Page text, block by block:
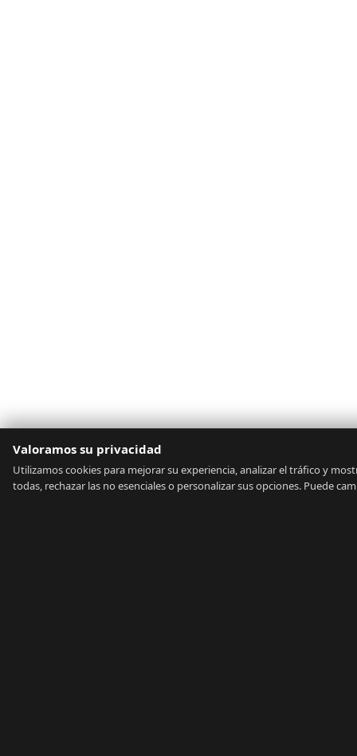
Valoramos su privacidad
Utilizamos cookies para mejorar su experiencia, analizar el tráfico y
todas, rechazar las no esenciales o personalizar sus opciones. Puede